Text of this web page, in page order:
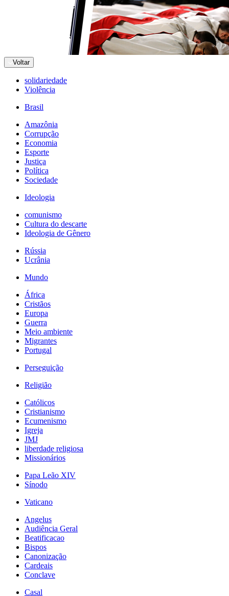
Voltar
solidariedade
Violência
Brasil
Amazônia
Corrupção
Economia
Esporte
Justiça
Política
Sociedade
Ideologia
comunismo
Cultura do descarte
Ideologia de Gênero
Rússia
Ucrânia
Mundo
África
Cristãos
Europa
Guerra
Meio ambiente
Migrantes
Portugal
Perseguição
Religião
Católicos
Cristianismo
Ecumenismo
Igreja
JMJ
liberdade religiosa
Missionários
Papa Leão XIV
Sínodo
Vaticano
Angelus
Audiência Geral
Beatificacao
Bispos
Canonização
Cardeais
Conclave
Casal